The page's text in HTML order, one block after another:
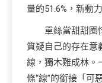
量的51.6%，新動
單絲當甜甜圈
質疑自己的存在意
線，獨木難成林。
條“線”的銜接「可